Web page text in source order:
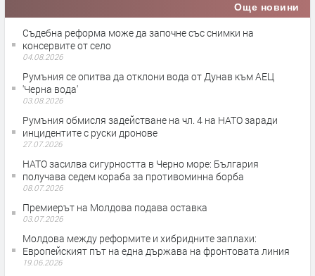
Още новини
Съдебна реформа може да започне със снимки на
консервите от село
04.08.2026
Румъния се опитва да отклони вода от Дунав към АЕЦ
'Черна вода'
03.08.2026
Румъния обмисля задействане на чл. 4 на НАТО заради
инцидентите с руски дронове
27.07.2026
НАТО засилва сигурността в Черно море: България
получава седем кораба за противоминна борба
08.07.2026
Премиерът на Молдова подава оставка
03.07.2026
Молдова между реформите и хибридните заплахи:
Европейският път на една държава на фронтовата линия
19.06.2026